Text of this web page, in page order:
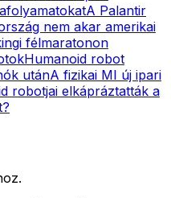
A Palantir
nem akar amerikai
félmaratonon
Humanoid robot
utánA fizikai MI új ipari
robotjai elkápráztatták a